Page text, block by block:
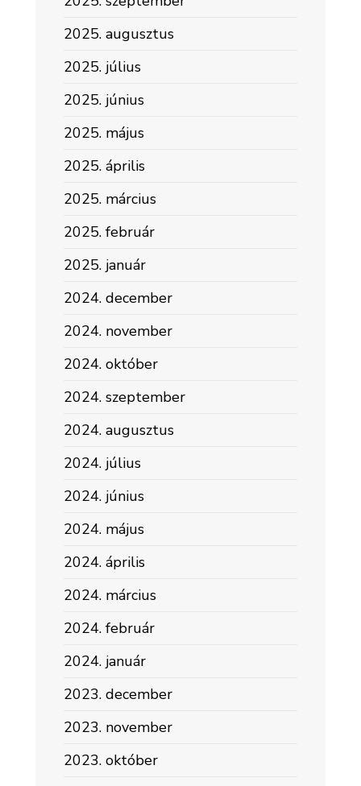
2025. augusztus
2025. július
2025. június
2025. május
2025. április
2025. március
2025. február
2025. január
2024. december
2024. november
2024. október
2024. szeptember
2024. augusztus
2024. július
2024. június
2024. május
2024. április
2024. március
2024. február
2024. január
2023. december
2023. november
2023. október